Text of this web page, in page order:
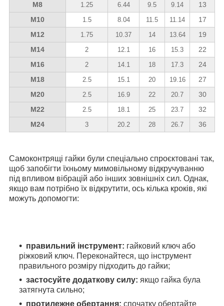
М8
1.25 6.44 9.5 9.14
13
М10
1.5 8.04 11.5 11.14
17
М12
1.75 10.37 14 13.64
19
М14
2 12.1 16 15.3
22
М16
2 14.1 18 17.3
24
М18
2.5 15.1 20 19.16
27
М20
2.5 16.9 22 20.7
30
М22
2.5 18.1 25 23.7
32
М24
3 20.2 28 26.7 36
Самоконтрящі гайки були спеціально спроєктовані так,
щоб запобігти їхньому мимовільному відкручуванню
під впливом вібрацій або інших зовнішніх сил. Однак,
якщо вам потрібно їх відкрутити, ось кілька кроків, які
можуть допомогти:
правильний інструмент: гайковий ключ або
ріжковий ключ. Переконайтеся, що інструмент
правильного розміру підходить до гайки;
застосуйте додаткову силу: якщо гайка була
затягнута сильно;
протилежне обертання: спочатку обертайте